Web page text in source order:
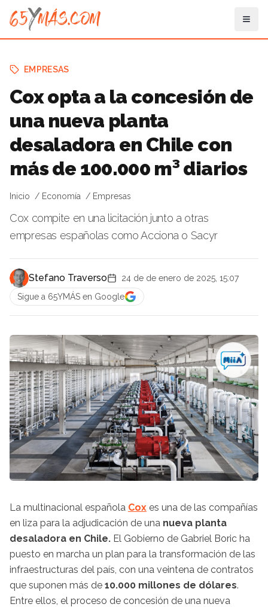
EMPRESAS
Cox opta a la concesión de
una nueva planta
desaladora en Chile con
más de 100.000 m³ diarios
Inicio Economía Empresas
Cox compite en una licitación junto a otras
empresas españolas como Acciona o Sacyr
Stefano Traverso
24 de de enero de 2025, 15:07
Sigue a 65YMÁS en Google
La multinacional española Cox es una de las compañías
en liza para la adjudicación de una nueva planta
desaladora en Chile. El Gobierno de Gabriel Boric ha
puesto en marcha un plan para la transformación de las
infraestructuras del país, con una veintena de contratos
que suponen más de 10.000 millones de dólares.
Entre ellos, el proceso de concesión de una nueva